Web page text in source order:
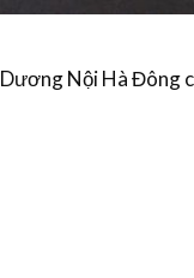
Nội Hà